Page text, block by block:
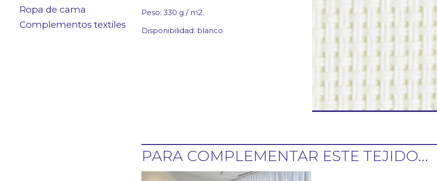
Ropa de cama
Complementos textiles
Peso: 330 g / m2.
Disponibilidad: blanco
PARA COMPLEMENTAR ESTE TEJIDO...